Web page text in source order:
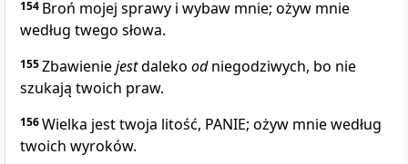
154 Broń mojej sprawy i wybaw mnie; ożyw mnie
według twego słowa.
155Zbawieniejestdaleko odniegodziwych, bo nie
szukają twoich praw.
156Wielka jest twoja litość, PANIE; ożyw mnie według
twoich wyroków.